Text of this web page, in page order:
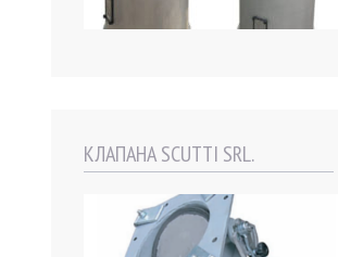
КЛАПАНА SCUTTI SRL.